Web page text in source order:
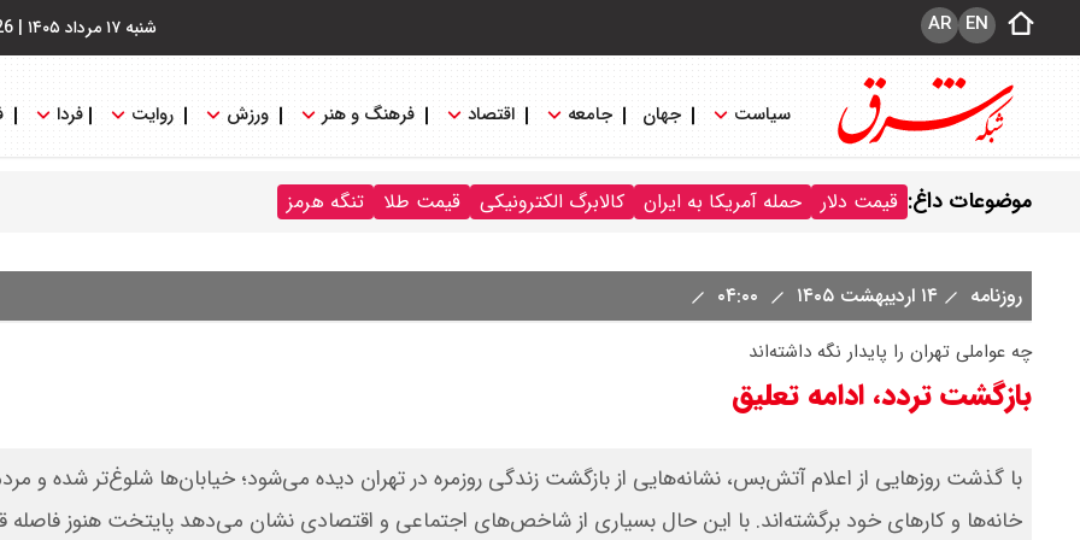
شنبه ۱۷ مرداد ۱۴۰۵ | EN
AR
سیاست جهان جامعه اقتصاد فرهنگ و هنر ورزش روایت فردا
موضوعات داغ: قیمت دلار حمله آمریکا به ایران کالابرگ الکترونیکی قیمت طلا تنگه هرمز
روزنامه ۱۴ اردیبهشت ۱۴۰۵
چه عواملی تهران را پایدار نگه داشته‌اند
بازگشت تردد، ادامه تعلیق
با گذشت روزهایی از اعلام آتش‌بس، نشانه‌هایی از بازگشت زندگی روزمره در تهران دیده می‌شود؛ خیابان‌ها شلوغ‌تر شده و
خانه‌ها و کارهای خود برگشته‌اند. با این حال بسیاری از شاخص‌های اجتماعی و اقتصادی نشان می‌دهد پایتخت هنوز فاصله